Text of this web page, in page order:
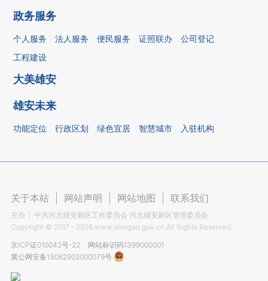
政务服务
个人服务 法人服务 便民服务 证照联办
公司登记
工程建设
大美雄安
雄安未来
功能定位 行政区划 绿色宜居 智慧城市 入驻机构
关于本站 网站声明 网站地图 联系我们
主办
中共河北雄安新区工作委员会 河北雄安新区管理委员会
Copyright © 2017 - 2026 www.xiongan.gov.cn All Rights Reserved.
京ICP证010042号-22
网站标识码1399000001
冀公网安备13062902000079号